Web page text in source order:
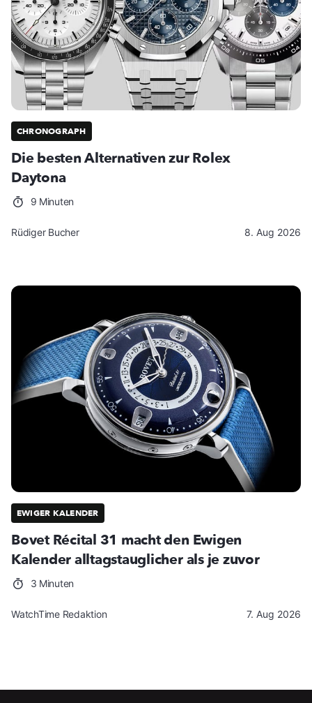
CHRONOGRAPH
Die besten Alternativen zur Rolex
Daytona
9 Minuten
Rüdiger Bucher 8. Aug 2026
EWIGER KALENDER
Bovet Récital 31 macht den Ewigen
Kalender alltagstauglicher als je zuvor
3 Minuten
WatchTime Redaktion 7. Aug 2026